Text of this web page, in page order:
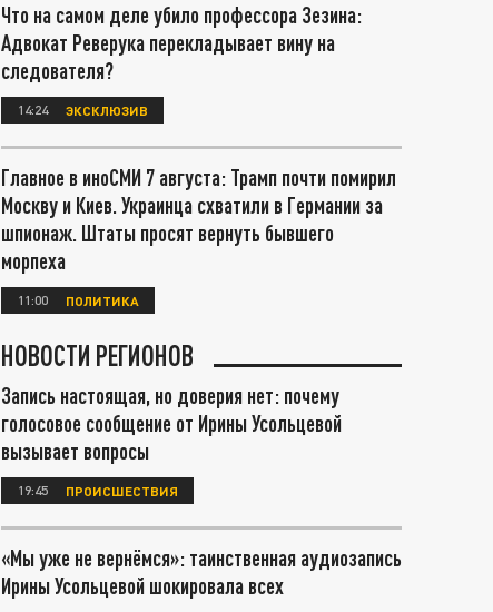
Что на самом деле убило профессора Зезина:
Адвокат Реверука перекладывает вину на
следователя?
14:24 ЭКСКЛЮЗИВ
Главное в иноСМИ 7 августа: Трамп почти помирил
Москву и Киев. Украинца схватили в Германии за
шпионаж. Штаты просят вернуть бывшего
морпеха
11:00 ПОЛИТИКА
НОВОСТИ РЕГИОНОВ
Запись настоящая, но доверия нет: почему
голосовое сообщение от Ирины Усольцевой
вызывает вопросы
19:45 ПРОИСШЕСТВИЯ
«Мы уже не вернёмся»: таинственная аудиозапись
Ирины Усольцевой шокировала всех